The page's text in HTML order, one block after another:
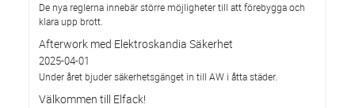
De nya reglerna innebär större möjligheter till att förebygga och
klara upp brott.
Afterwork med Elektroskandia Säkerhet
2025-04-01
Under året bjuder säkerhetsgänget in till AW i åtta städer.
Välkommen till Elfack!